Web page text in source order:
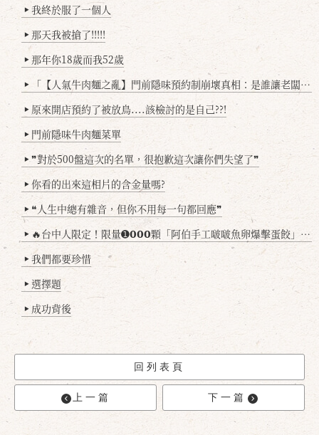
▶ 我終於服了一個人
▶ 那天我被搶了!!!!!
▶ 那年你18歲而我52歲
▶ 「【人氣牛肉麵之亂】門前隱味預約制崩壞真相：是誰讓老闆心灰意冷？」
▶ 原來開店預約了被放鳥....該檢討的是自己??!
▶ 門前隱味牛肉麵菜單
▶ ❞對於500盤這次的名單，很抱歉這次讓你們失望了❞
▶ 你看的出來這相片的含金量嗎?
▶ ❝人生中總有雜音，但你不用每一句都回應❞
▶ 🔥台中人限定！限量➊𝟬𝟬𝟬顆「阿伯手工啵啵魚卵爆擊蛋餃」台北已被搶爆2萬顆，最後名額門前隱味只留給你！🥟💥
▶ 我們都要珍惜
▶ 選擇題
▶ 成功背後
回列表頁
上一篇 下一篇